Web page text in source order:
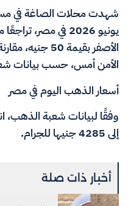
يونيو 2026 في مصر،
الأصفر بقيمة
الأمن أمس، حسب بيانات
أسعار الذهب اليوم في مصر
إلى 4285 جنيها للجرام.
أخبار ذات صلة